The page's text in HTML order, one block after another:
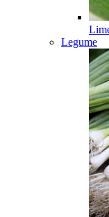
Legume